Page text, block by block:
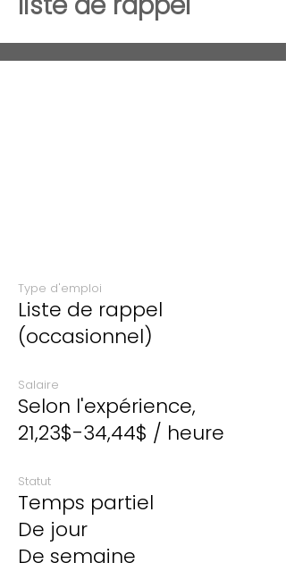
Type d'emploi
Liste de rappel
(occasionnel)
Salaire
Selon l'expérience,
21,23$-34,44$ / heure
Statut
Temps partiel
De jour
De semaine